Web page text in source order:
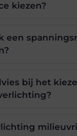
kiezen?
een
bij het